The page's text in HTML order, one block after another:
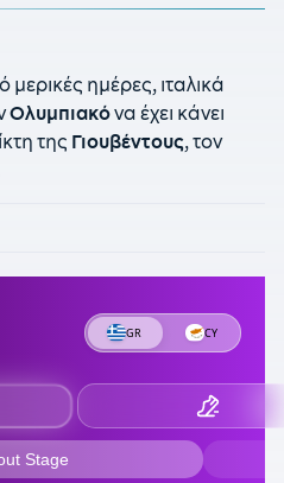
ημέρες, ιταλικά
Ολυμπιακόνα έχει κάνει
της Γιουβέντους, τον